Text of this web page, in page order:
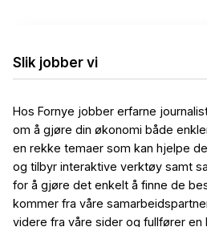
Slik jobber vi
Hos Fornye jobber erfarne
om å gjøre din økonomi både
en rekke temaer som kan hjelpe
og tilbyr interaktive verktøy samt
for å gjøre det enkelt å finne de
kommer fra våre
videre fra våre sider og fullfører en